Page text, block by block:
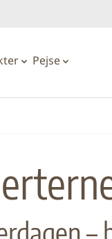
Pejse
–